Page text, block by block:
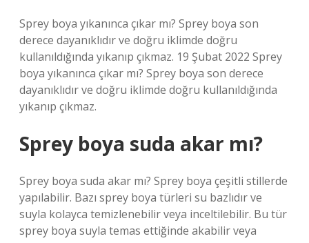
Sprey boya yıkanınca çıkar mı? Sprey boya son
derece dayanıklıdır ve doğru iklimde doğru
kullanıldığında yıkanıp çıkmaz. 19 Şubat 2022 Sprey
boya yıkanınca çıkar mı? Sprey boya son derece
dayanıklıdır ve doğru iklimde doğru kullanıldığında
yıkanıp çıkmaz.
Sprey boya suda akar mı?
Sprey boya suda akar mı? Sprey boya çeşitli stillerde
yapılabilir. Bazı sprey boya türleri su bazlıdır ve
suyla kolayca temizlenebilir veya inceltilebilir. Bu tür
sprey boya suyla temas ettiğinde akabilir veya